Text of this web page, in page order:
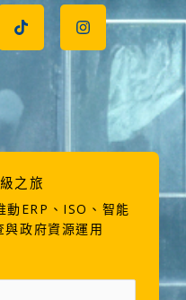
T
i
k
t
I
n
t
之旅
動ERP、ISO、智能
政府資源運用